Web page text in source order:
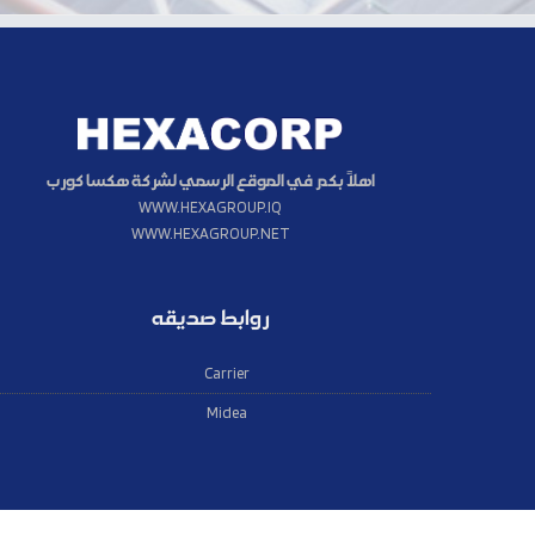
اهلاً بكم في الموقع الرسمي لشركة هكسا كورب
WWW.HEXAGROUP.IQ
WWW.HEXAGROUP.NET
روابط صديقه
Carrier
Midea